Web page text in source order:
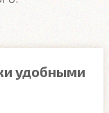
удобными